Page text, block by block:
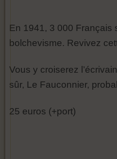
En 1941, 3 000 Français
bolchevisme. Revivez
Vous y croiserez
sûr, Le Fauconnier,
25 euros (+port)